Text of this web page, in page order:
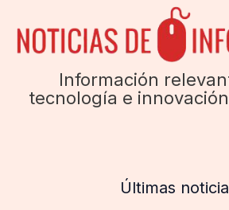
Información
tecnología e
Últimas